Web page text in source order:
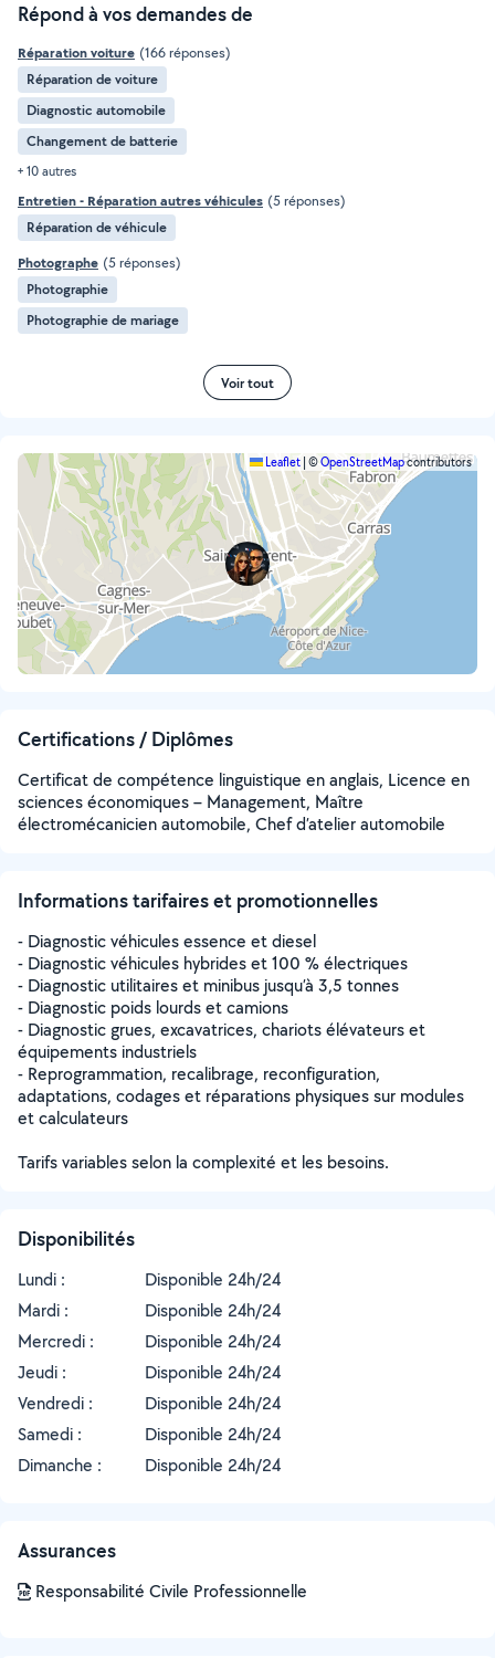
Répond à vos demandes de
Réparation voiture (166 réponses)
Réparation de voiture
Diagnostic automobile
Changement de batterie
+ 10 autres
Entretien - Réparation autres véhicules (5 réponses)
Réparation de véhicule
Photographe (5 réponses)
Photographie
Photographie de mariage
Voir tout
Leaflet ©OpenStreetMapcontributors
Certifications / Diplômes
Certificat de compétence linguistique en anglais, Licence en
sciences économiques – Management, Maître
électromécanicien automobile, Chef d’atelier automobile
Informations tarifaires et promotionnelles
- Diagnostic véhicules essence et diesel
- Diagnostic véhicules hybrides et 100 % électriques
- Diagnostic utilitaires et minibus jusqu’à 3,5 tonnes
- Diagnostic poids lourds et camions
- Diagnostic grues, excavatrices, chariots élévateurs et
équipements industriels
- Reprogrammation, recalibrage, reconfiguration,
adaptations, codages et réparations physiques sur modules
et calculateurs
Tarifs variables selon la complexité et les besoins.
Disponibilités
Lundi :
Disponible 24h/24
Mardi :
Disponible 24h/24
Mercredi :
Disponible 24h/24
Jeudi :
Disponible 24h/24
Vendredi :
Disponible 24h/24
Samedi :
Disponible 24h/24
Dimanche :
Disponible 24h/24
Assurances
Responsabilité Civile Professionnelle